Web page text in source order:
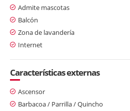
Admite mascotas
Balcón
Zona de lavandería
Internet
Características externas
Ascensor
Barbacoa / Parrilla / Quincho